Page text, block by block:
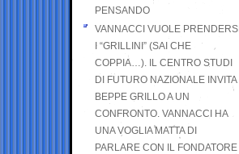
PENSANDO
VANNACCI VUOLE PRENDERSI
I “GRILLINI” (SAI CHE
COPPIA…). IL CENTRO STUDI
DI FUTURO NAZIONALE INVITA
BEPPE GRILLO A UN
CONFRONTO. VANNACCI HA
UNA VOGLIA MATTA DI
PARLARE CON IL FONDATORE